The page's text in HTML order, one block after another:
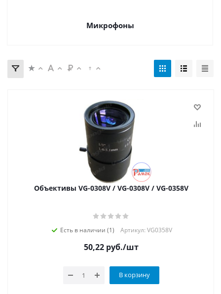
Микрофоны
Объективы VG-0308V / VG-0308V / VG-0358V
Есть в наличии (1) Артикул: VG0358V
50,22руб./шт
В корзину